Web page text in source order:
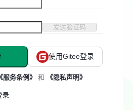
发送验证码
使用Gitee登录
《服务条例》 和 《隐私声明》
录: